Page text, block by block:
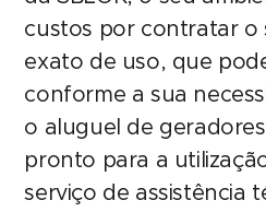
custos por contratar o
exato de uso, que
conforme a sua
o aluguel de
pronto para a
serviço de assistência